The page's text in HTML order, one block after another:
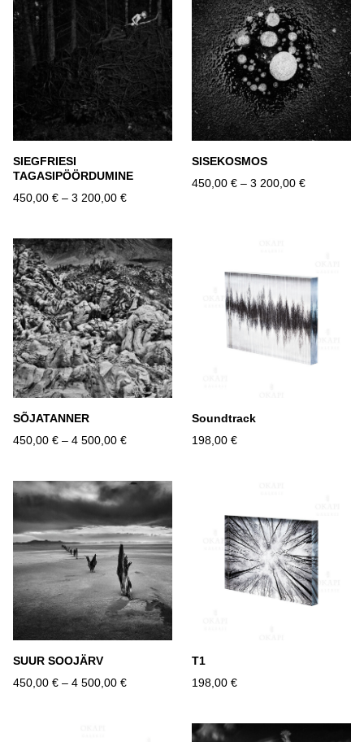
SIEGFRIESI
TAGASIPÖÖRDUMINE
450,00 € – 3 200,00 €
SISEKOSMOS
450,00 € – 3 200,00 €
SÕJATANNER
450,00 € – 4 500,00 €
Soundtrack
198,00 €
SUUR SOOJÄRV
450,00 € – 4 500,00 €
T1
198,00 €